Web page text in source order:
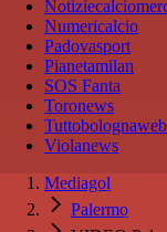
Numericalcio
Padovasport
Pianetamilan
SOS Fanta
Toronews
Tuttobolognaweb
Violanews
Mediagol
Palermo